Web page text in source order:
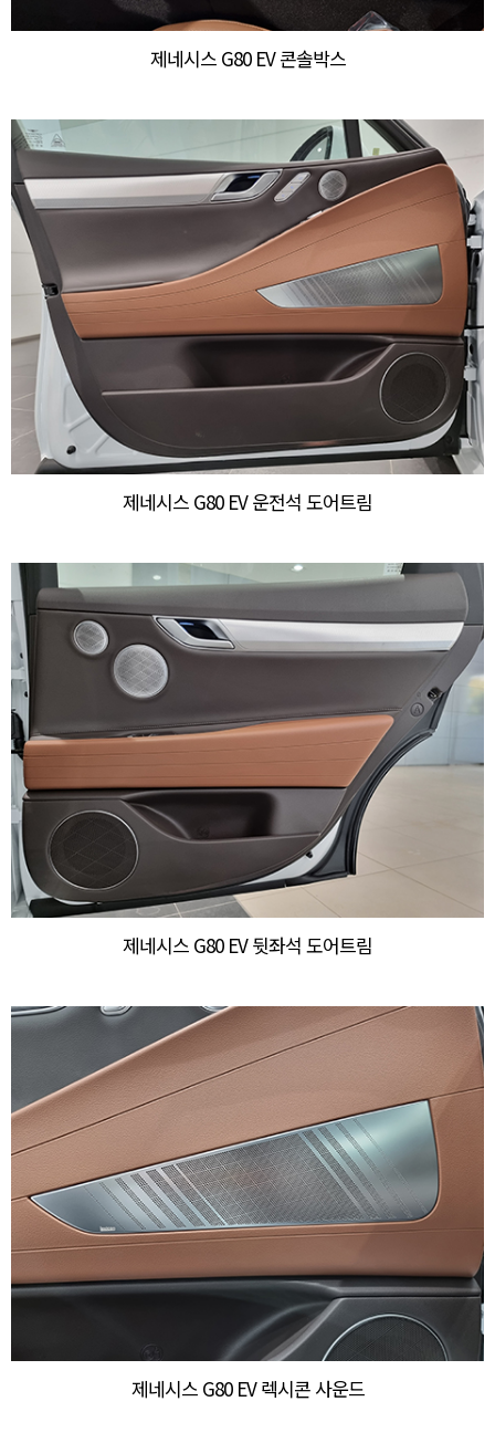
제네시스 G80 EV 콘솔박스
제네시스 G80 EV 운전석 도어트림
제네시스 G80 EV 뒷좌석 도어트림
제네시스 G80 EV 렉시콘 사운드